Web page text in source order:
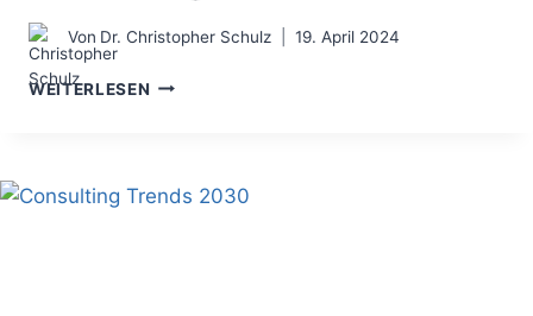
Von Dr. Christopher Schulz 19. April 2024
WEITERLESEN GESCHÄFTSPROZESS-
(GASTBEITRAG)